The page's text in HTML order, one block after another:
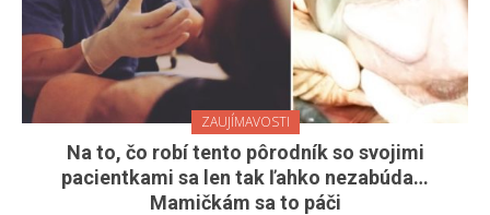
ZAUJÍMAVOSTI
Na to, čo robí tento pôrodník so svojimi
pacientkami sa len tak ľahko nezabúda…
Mamičkám sa to páči